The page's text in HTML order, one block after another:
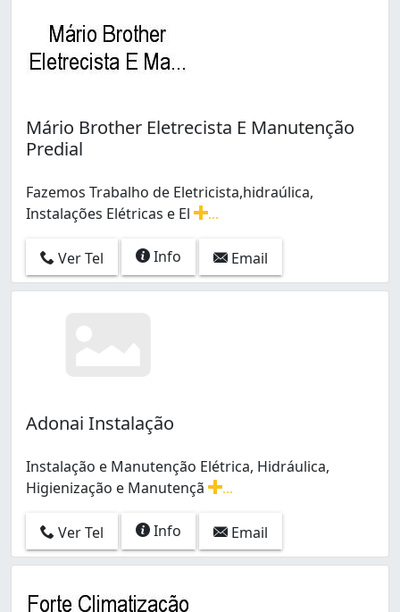
Mário Brother Eletrecista E Manutenção
Predial
Fazemos Trabalho de Eletricista,hidraúlica,
Instalações Elétricas e El
Ver Tel
Info Email
Adonai Instalação
Instalação e Manutenção Elétrica, Hidráulica,
Higienização e Manutençã
Ver Tel
Info Email